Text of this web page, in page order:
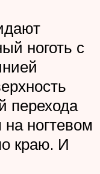
ноготь с
перехода
ногтевом
краю. И